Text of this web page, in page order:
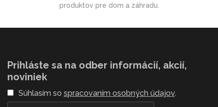
produktov pre dom a záhradu.
Prihláste sa na odber informácií, akcií,
noviniek
Súhlasím so spracovaním osobných údajov.